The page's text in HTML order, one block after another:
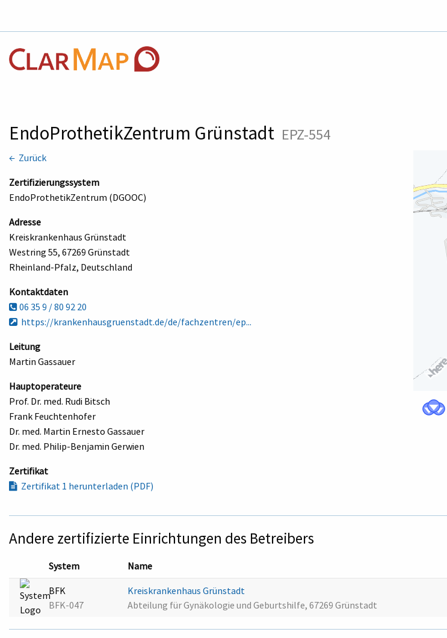
EndoProthetikZentrum Grünstadt EPZ-554
← Zurück
Zertifizierungssystem
EndoProthetikZentrum (DGOOC)
Adresse
Kreiskrankenhaus Grünstadt
Westring 55, 67269 Grünstadt
Rheinland-Pfalz, Deutschland
Kontaktdaten
06 35 9 / 80 92 20
https://krankenhausgruenstadt.de/de/fachzentren/ep...
Leitung
Martin Gassauer
Hauptoperateure
Prof. Dr. med. Rudi Bitsch
Frank Feuchtenhofer
Dr. med. Martin Ernesto Gassauer
Dr. med. Philip-Benjamin Gerwien
Zertifikat
Zertifikat 1 herunterladen (PDF)
Andere zertifizierte Einrichtungen des Betreibers
System Name
BFK
BFK-047
Kreiskrankenhaus Grünstadt
Abteilung für Gynäkologie und Geburtshilfe, 67269 Grünstadt